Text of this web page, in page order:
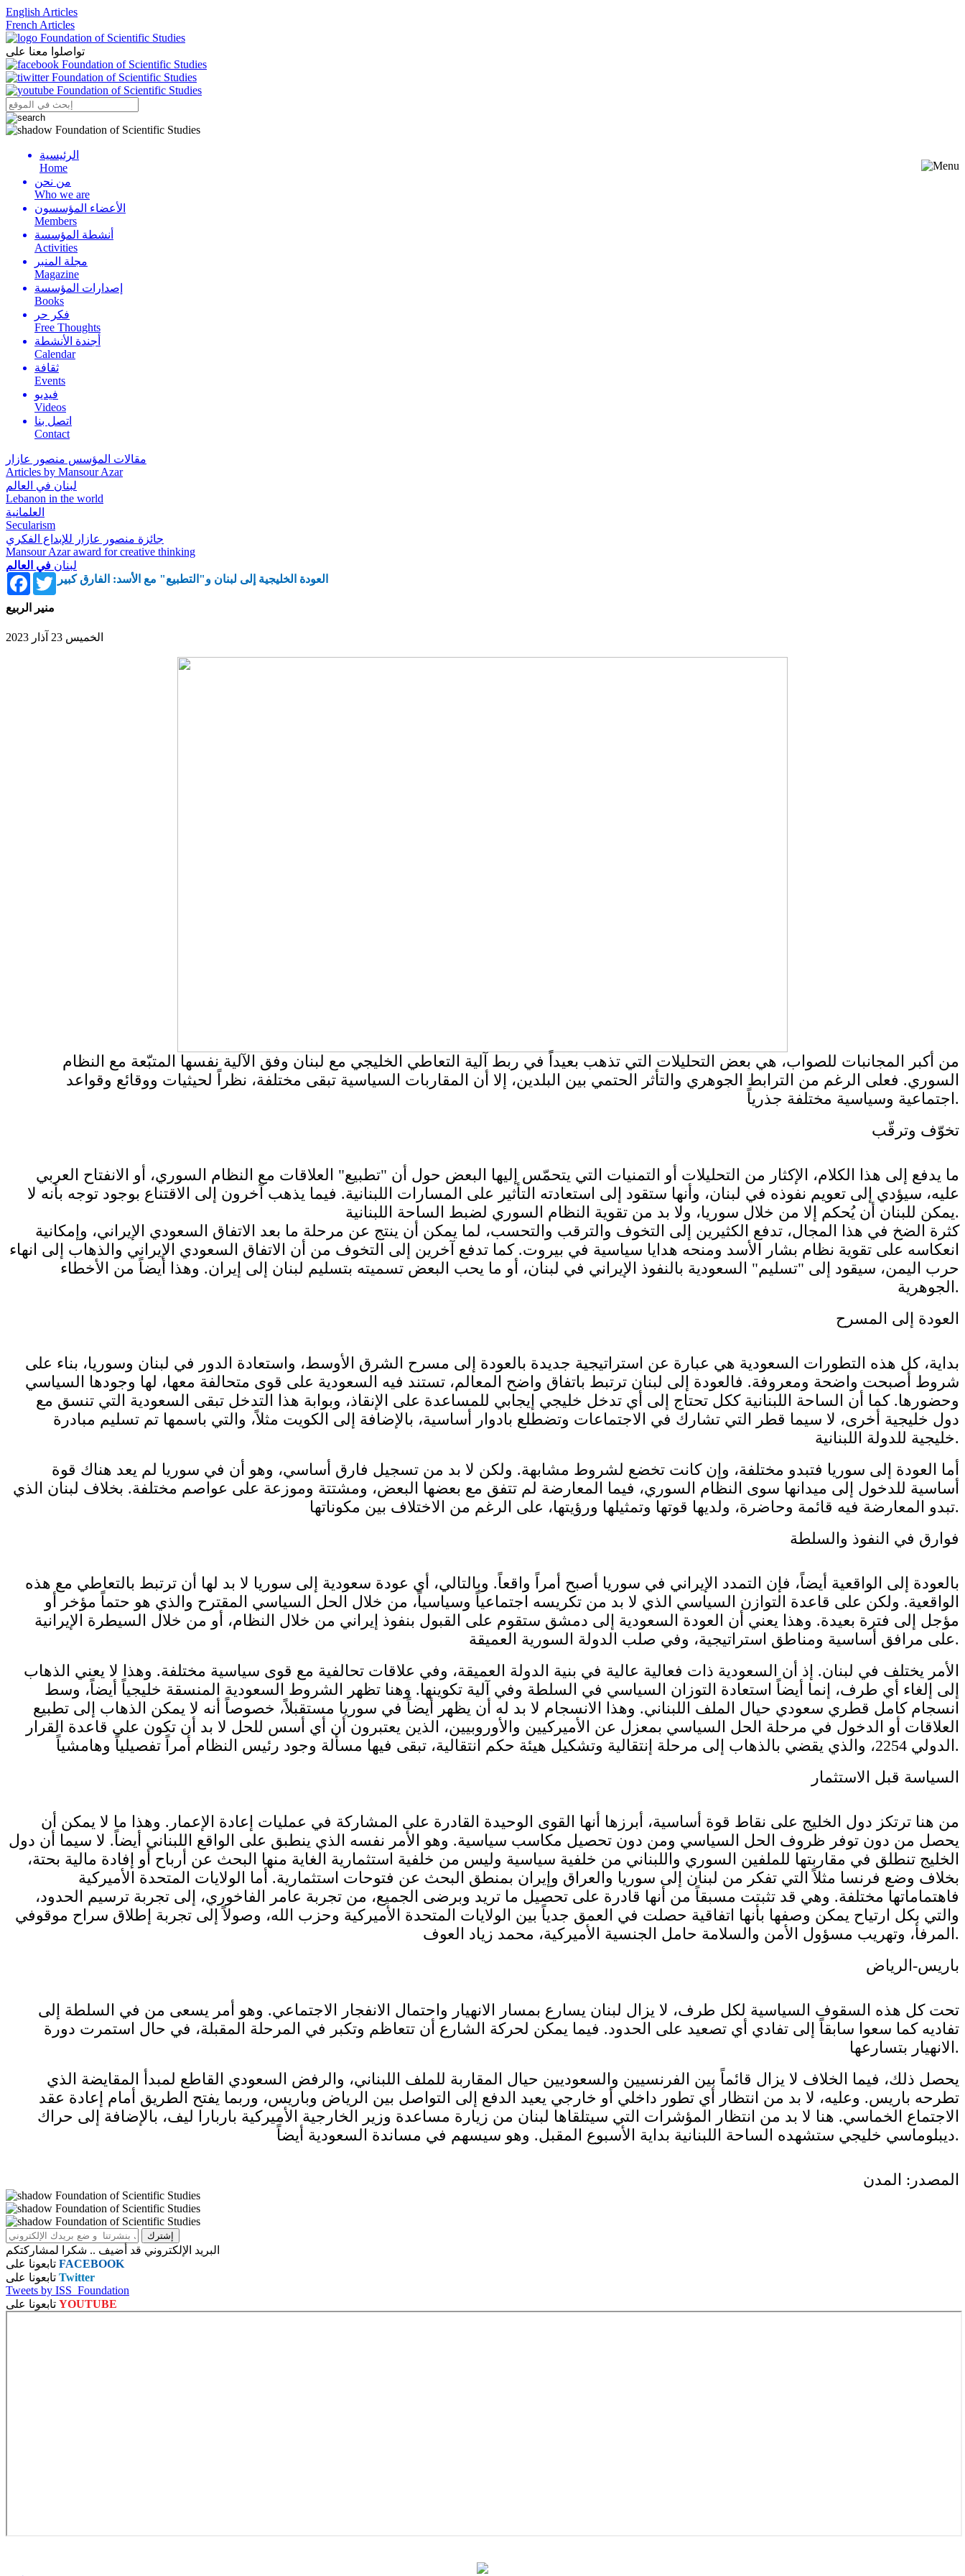
English Articles
French Articles
تواصلوا معنا على
Menu
الرئيسية
Home
من نحن
Who we are
الأعضاء المؤسسون
Members
أنشطة المؤسسة
Activities
مجلة المنبر
Magazine
إصدارات المؤسسة
Books
فكر حر
Free Thoughts
أجندة الأنشطة
Calendar
ثقافة
Events
فيديو
Videos
اتصل بنا
Contact
مقالات المؤسس منصور عازار
Articles by Mansour Azar
لبنان في العالم
Lebanon in the world
العلمانية
Secularism
جائزة منصور عازار للإبداع الفكري
Mansour Azar award for creative thinking
لبنان في العالم
FacebookTwitter
العودة الخليجية إلى لبنان و"التطبيع" مع الأسد: الفارق كبير
منير الربيع
الخميس 23 آذار 2023
من أكبر المجانبات للصواب، هي بعض التحليلات التي تذهب بعيداً في ربط آلية التعاطي الخليجي مع لبنان وفق الآلية نفسها المتبّعة مع النظام
السوري. فعلى الرغم من الترابط الجوهري والتأثر الحتمي بين البلدين، إلا أن المقاربات السياسية تبقى مختلفة، نظراً لحيثيات ووقائع وقواعد
اجتماعية وسياسية مختلفة جذرياً.
تخوّف وترقّب
ما يدفع إلى هذا الكلام، الإكثار من التحليلات أو التمنيات التي يتحمّس إليها البعض حول أن "تطبيع" العلاقات مع النظام السوري، أو الانفتاح العربي
عليه، سيؤدي إلى تعويم نفوذه في لبنان، وأنها ستقود إلى استعادته التأثير على المسارات اللبنانية. فيما يذهب آخرون إلى الاقتناع بوجود توجه بأنه لا
يمكن للبنان أن يُحكم إلا من خلال سوريا، ولا بد من تقوية النظام السوري لضبط الساحة اللبنانية.
كثرة الضخ في هذا المجال، تدفع الكثيرين إلى التخوف والترقب والتحسب، لما يمكن أن ينتج عن مرحلة ما بعد الاتفاق السعودي الإيراني، وإمكانية
انعكاسه على تقوية نظام بشار الأسد ومنحه هدايا سياسية في بيروت. كما تدفع آخرين إلى التخوف من أن الاتفاق السعودي الإيراني والذهاب إلى انهاء
حرب اليمن، سيقود إلى "تسليم" السعودية بالنفوذ الإيراني في لبنان، أو ما يحب البعض تسميته بتسليم لبنان إلى إيران. وهذا أيضاً من الأخطاء
الجوهرية.
العودة إلى المسرح
بداية، كل هذه التطورات السعودية هي عبارة عن استراتيجية جديدة بالعودة إلى مسرح الشرق الأوسط، واستعادة الدور في لبنان وسوريا، بناء على
شروط أصبحت واضحة ومعروفة. فالعودة إلى لبنان ترتبط باتفاق واضح المعالم، تستند فيه السعودية على قوى متحالفة معها، لها وجودها السياسي
وحضورها. كما أن الساحة اللبنانية ككل تحتاج إلى أي تدخل خليجي إيجابي للمساعدة على الإنقاذ، وبوابة هذا التدخل تبقى السعودية التي تنسق مع
دول خليجية أخرى، لا سيما قطر التي تشارك في الاجتماعات وتضطلع بادوار أساسية، بالإضافة إلى الكويت مثلاً، والتي باسمها تم تسليم مبادرة
خليجية للدولة اللبنانية.
أما العودة إلى سوريا فتبدو مختلفة، وإن كانت تخضع لشروط مشابهة. ولكن لا بد من تسجيل فارق أساسي، وهو أن في سوريا لم يعد هناك قوة
أساسية للدخول إلى ميدانها سوى النظام السوري، فيما المعارضة لم تتفق مع بعضها البعض، ومشتتة وموزعة على عواصم مختلفة. بخلاف لبنان الذي
تبدو المعارضة فيه قائمة وحاضرة، ولديها قوتها وتمثيلها ورؤيتها، على الرغم من الاختلاف بين مكوناتها.
فوارق في النفوذ والسلطة
بالعودة إلى الواقعية أيضاً، فإن التمدد الإيراني في سوريا أصبح أمراً واقعاً. وبالتالي، أي عودة سعودية إلى سوريا لا بد لها أن ترتبط بالتعاطي مع هذه
الواقعية. ولكن على قاعدة التوازن السياسي الذي لا بد من تكريسه اجتماعياً وسياسياً، من خلال الحل السياسي المقترح والذي هو حتماً مؤخر أو
مؤجل إلى فترة بعيدة. وهذا يعني أن العودة السعودية إلى دمشق ستقوم على القبول بنفوذ إيراني من خلال النظام، أو من خلال السيطرة الإيرانية
على مرافق أساسية ومناطق استراتيجية، وفي صلب الدولة السورية العميقة.
الأمر يختلف في لبنان. إذ أن السعودية ذات فعالية عالية في بنية الدولة العميقة، وفي علاقات تحالفية مع قوى سياسية مختلفة. وهذا لا يعني الذهاب
إلى إلغاء أي طرف، إنما أيضاً استعادة التوزان السياسي في السلطة وفي آلية تكوينها. وهنا تظهر الشروط السعودية المنسقة خليجياً أيضاً، وسط
انسجام كامل قطري سعودي حيال الملف اللبناني. وهذا الانسجام لا بد له أن يظهر أيضاً في سوريا مستقبلاً، خصوصاً أنه لا يمكن الذهاب إلى تطبيع
العلاقات أو الدخول في مرحلة الحل السياسي بمعزل عن الأميركيين والأوروبيين، الذين يعتبرون أن أي أسس للحل لا بد أن تكون على قاعدة القرار
الدولي 2254، والذي يقضي بالذهاب إلى مرحلة إنتقالية وتشكيل هيئة حكم انتقالية، تبقى فيها مسألة وجود رئيس النظام أمراً تفصيلياً وهامشياً.
السياسة قبل الاستثمار
من هنا ترتكز دول الخليج على نقاط قوة أساسية، أبرزها أنها القوى الوحيدة القادرة على المشاركة في عمليات إعادة الإعمار. وهذا ما لا يمكن أن
يحصل من دون توفر ظروف الحل السياسي ومن دون تحصيل مكاسب سياسية. وهو الأمر نفسه الذي ينطبق على الواقع اللبناني أيضاً. لا سيما أن دول
الخليج تنطلق في مقاربتها للملفين السوري واللبناني من خلفية سياسية وليس من خلفية استثمارية الغاية منها البحث عن أرباح أو إفادة مالية بحتة،
بخلاف وضع فرنسا مثلاً التي تفكر من لبنان إلى سوريا والعراق وإيران بمنطق البحث عن فتوحات استثمارية. أما الولايات المتحدة الأميركية
فاهتماماتها مختلفة. وهي قد تثبتت مسبقاً من أنها قادرة على تحصيل ما تريد وبرضى الجميع، من تجربة عامر الفاخوري، إلى تجربة ترسيم الحدود،
والتي بكل ارتياح يمكن وصفها بأنها اتفاقية حصلت في العمق جدياً بين الولايات المتحدة الأميركية وحزب الله، وصولاً إلى تجربة إطلاق سراح موقوفي
المرفأ، وتهريب مسؤول الأمن والسلامة حامل الجنسية الأميركية، محمد زياد العوف.
باريس-الرياض
تحت كل هذه السقوف السياسية لكل طرف، لا يزال لبنان يسارع بمسار الانهيار واحتمال الانفجار الاجتماعي. وهو أمر يسعى من في السلطة إلى
تفاديه كما سعوا سابقاً إلى تفادي أي تصعيد على الحدود. فيما يمكن لحركة الشارع أن تتعاظم وتكبر في المرحلة المقبلة، في حال استمرت دورة
الانهيار بتسارعها.
يحصل ذلك، فيما الخلاف لا يزال قائماً بين الفرنسيين والسعوديين حيال المقاربة للملف اللبناني، والرفض السعودي القاطع لمبدأ المقايضة الذي
تطرحه باريس. وعليه، لا بد من انتظار أي تطور داخلي أو خارجي يعيد الدفع إلى التواصل بين الرياض وباريس، وربما يفتح الطريق أمام إعادة عقد
الاجتماع الخماسي. هنا لا بد من انتظار المؤشرات التي سيتلقاها لبنان من زيارة مساعدة وزير الخارجية الأميركية باربارا ليف، بالإضافة إلى حراك
ديبلوماسي خليجي ستشهده الساحة اللبنانية بداية الأسبوع المقبل. وهو سيسهم في مساندة السعودية أيضاً.
المصدر: المدن
البريد الإلكتروني قد أضيف .. شكرا لمشاركتكم
FACEBOOK
Twitter
Tweets by ISS_Foundation
YOUTUBE